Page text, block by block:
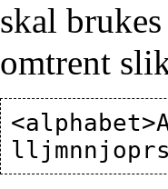
skal
omtrent